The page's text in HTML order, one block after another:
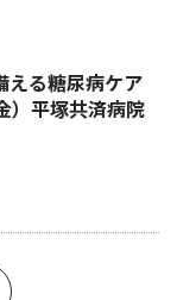
る糖尿病ケア
）平塚共済病院